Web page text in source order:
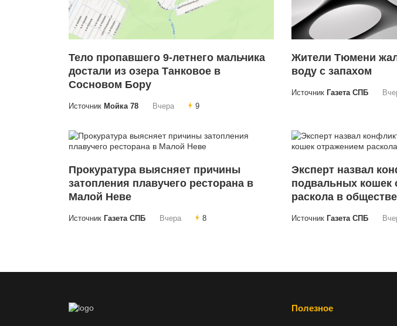
Тело пропавшего 9-летнего мальчика
достали из озера Танковое в
Сосновом Бору
Источник Мойка 78 Вчера 9
Жители Тюмени
воду с запахом
Источник Газета СПБ
Прокуратура выясняет причины
затопления плавучего ресторана в
Малой Неве
Источник Газета СПБ Вчера 8
Эксперт назвал
подвальных кошек
раскола в обществе
Источник Газета СПБ
Полезное